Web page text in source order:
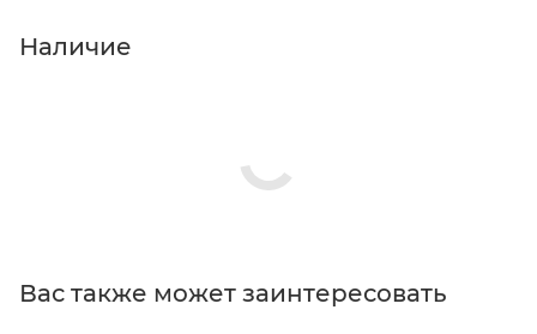
Наличие
Вас также может заинтересовать